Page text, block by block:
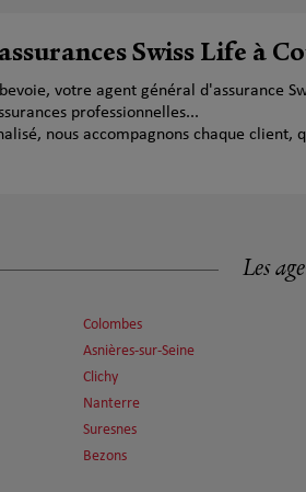
PERET
WILSON
PERRET
Swiss Life à
votre agent général d'assurance
professionnelles...
nous accompagnons chaque
Les
Colombes
Asnières-sur-Seine
Clichy
Nanterre
Suresnes
Bezons